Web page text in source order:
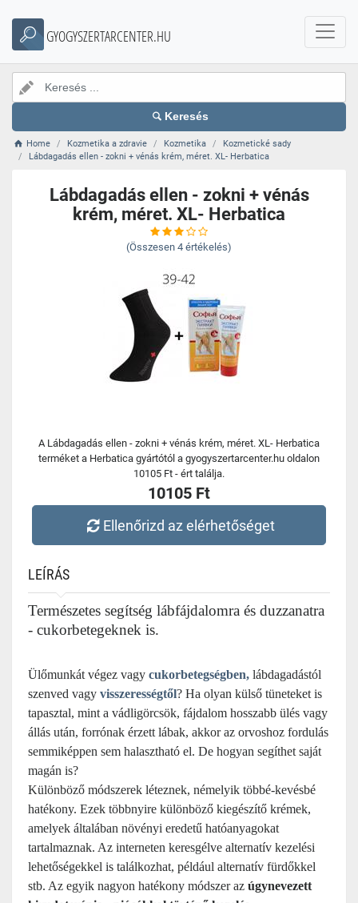
GYOGYSZERTARCENTER.HU
Keresés
Home Kozmetika a zdravie Kozmetika
Kozmetické sady
Lábdagadás ellen - zokni + vénás krém, méret. XL- Herbatica
Lábdagadás ellen - zokni + vénás
krém, méret. XL- Herbatica
(Összesen 4 értékelés)
A Lábdagadás ellen - zokni + vénás krém, méret. XL- Herbatica
terméket a Herbatica gyártótól a gyogyszertarcenter.hu oldalon
10105 Ft - ért találja.
10105 Ft
Ellenőrizd az elérhetőséget
LEÍRÁS
Természetes segítség lábfájdalomra és duzzanatra
- cukorbetegeknek is.
Ülőmunkát végez vagy cukorbetegségben, lábdagadástól
szenved vagy visszerességtől? Ha olyan külső tüneteket is
tapasztal, mint a vádligörcsök, fájdalom hosszabb ülés vagy
állás után, forrónak érzett lábak, akkor az orvoshoz fordulás
semmiképpen sem halasztható el. De hogyan segíthet saját
magán is?
Különböző módszerek léteznek, némelyik többé-kevésbé
hatékony. Ezek többnyire különböző kiegészítő krémek,
amelyek általában növényi eredetű hatóanyagokat
tartalmaznak. Az interneten keresgélve alternatív kezelési
lehetőségekkel is találkozhat, például alternatív fürdőkkel
stb. Az egyik nagyon hatékony módszer az úgynevezett